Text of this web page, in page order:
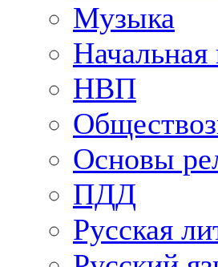
Музыка
НВП
Основы
ПДД
Русская